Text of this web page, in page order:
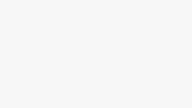
नगद ६ लाख ५० हजारसहित